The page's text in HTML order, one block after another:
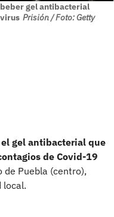
gel antibacterial
Prisión / Foto: Getty
gel antibacterial que
de Covid-19
de Puebla (centro),
local.